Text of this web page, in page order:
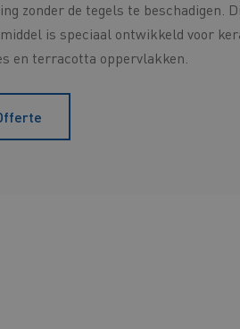
zonder de tegels te beschadigen.
is speciaal ontwikkeld voor
en terracotta oppervlakken.